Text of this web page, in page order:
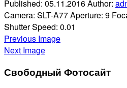
Published: 05.11.2016Author:
Camera: SLT-A77Aperture: 9
Shutter Speed: 0.01
Previous Image
Next Image
Свободный Фотосайт